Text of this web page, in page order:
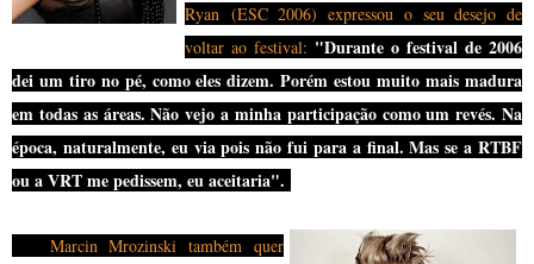
Ryan (ESC 2006) expressou o seu desejo de
voltar ao festival: "Durante o festival de 2006
dei um tiro no pé, como eles dizem. Porém estou muito mais madura
em todas as áreas. Não vejo a minha participação como um revés. Na
época, naturalmente, eu via pois não fui para a final. Mas se a RTBF
ou a VRT me pedissem, eu aceitaria".
Marcin Mrozinski também quer